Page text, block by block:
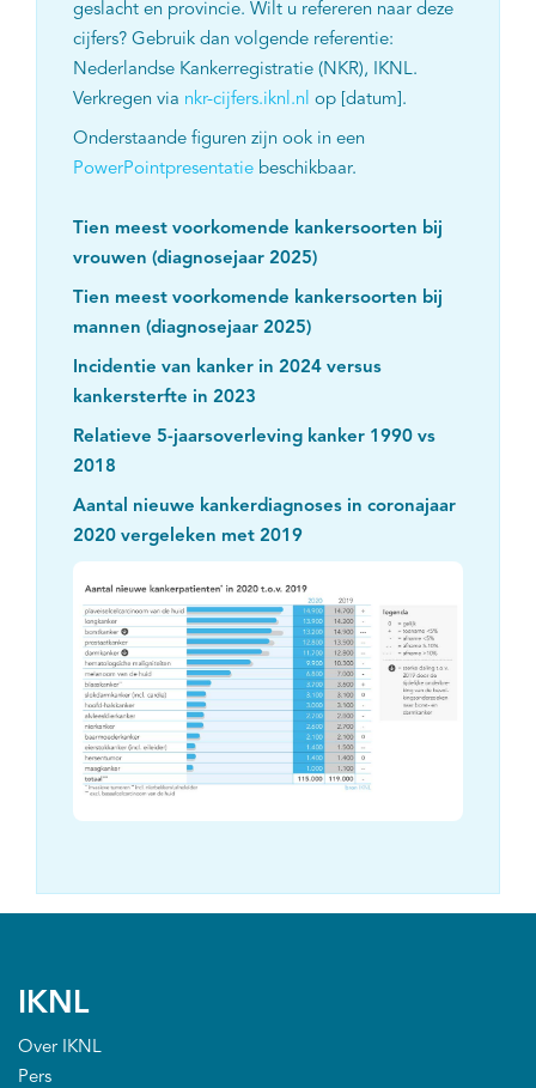
geslacht en provincie. Wilt u refereren naar deze
cijfers? Gebruik dan volgende referentie:
Nederlandse Kankerregistratie (NKR), IKNL.
Verkregen via nkr-cijfers.iknl.nl op [datum].
Onderstaande figuren zijn ook in een
PowerPointpresentatie beschikbaar.
Tien meest voorkomende kankersoorten bij
vrouwen (diagnosejaar 2025)
Tien meest voorkomende kankersoorten bij
mannen (diagnosejaar 2025)
Incidentie van kanker in 2024 versus
kankersterfte in 2023
Relatieve 5-jaarsoverleving kanker 1990 vs
2018
Aantal nieuwe kankerdiagnoses in coronajaar
2020 vergeleken met 2019
IKNL
Over IKNL
Pers